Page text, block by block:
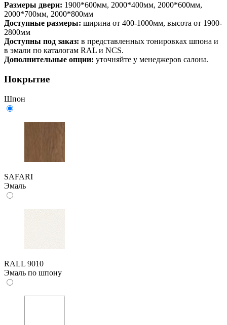
Размеры двери: 1900*600мм, 2000*400мм, 2000*600мм,
2000*700мм, 2000*800мм
Доступные размеры: ширина от 400-1000мм, высота от 1900-
2800мм
Доступны под заказ: в представленных тонировках шпона и
в эмали по каталогам RAL и NCS.
Дополнительные опции: уточняйте у менеджеров салона.
Покрытие
Шпон
SAFARI
Эмаль
RALL 9010
Эмаль по шпону